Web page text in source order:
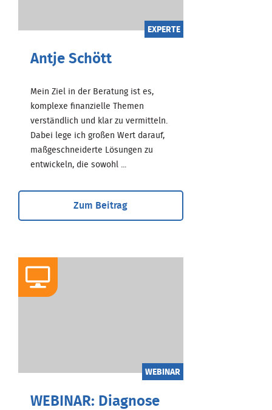
EXPERTE
Antje Schött
Mein Ziel in der Beratung ist es,
komplexe finanzielle Themen
verständlich und klar zu vermitteln.
Dabei lege ich großen Wert darauf,
maßgeschneiderte Lösungen zu
entwickeln, die sowohl ...
Zum Beitrag
WEBINAR
WEBINAR: Diagnose